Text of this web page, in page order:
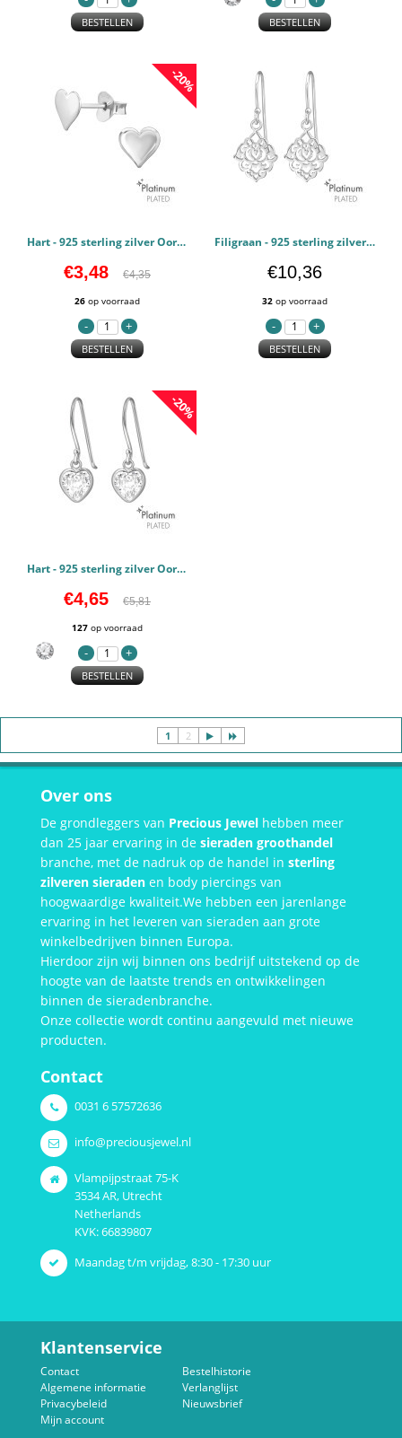
BESTELLEN BESTELLEN
-20%
Hart - 925 sterling zilver Oorstekers Egaal PCJW44106
€3,48 €4,35
26 op voorraad
BESTELLEN
Filigraan - 925 sterling zilver Oorbellen basic PCJW44104
€10,36
32 op voorraad
BESTELLEN
-20%
Hart - 925 sterling zilver Oorbellen Zirconia PCJW44103
€4,65 €5,81
127 op voorraad
BESTELLEN
1 2
Over ons
De grondleggers van Precious Jewel hebben meer
dan 25 jaar ervaring in de sieraden groothandel
branche, met de nadruk op de handel in sterling
zilveren sieraden en body piercings van
hoogwaardige kwaliteit.We hebben een jarenlange
ervaring in het leveren van sieraden aan grote
winkelbedrijven binnen Europa.
Hierdoor zijn wij binnen ons bedrijf uitstekend op de
hoogte van de laatste trends en ontwikkelingen
binnen de sieradenbranche.
Onze collectie wordt continu aangevuld met nieuwe
producten.
Contact
0031 6 57572636
info@preciousjewel.nl
Vlampijpstraat 75-K
3534 AR, Utrecht
Netherlands
KVK: 66839807
Maandag t/m vrijdag, 8:30 - 17:30 uur
Klantenservice
Contact
Algemene informatie
Privacybeleid
Mijn account
Bestelhistorie
Verlanglijst
Nieuwsbrief